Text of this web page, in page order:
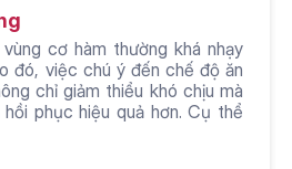
cơ hàm thường khá nhạy
đó, việc chú ý đến chế độ ăn
chỉ giảm thiểu khó chịu mà
phục hiệu quả hơn. Cụ thể